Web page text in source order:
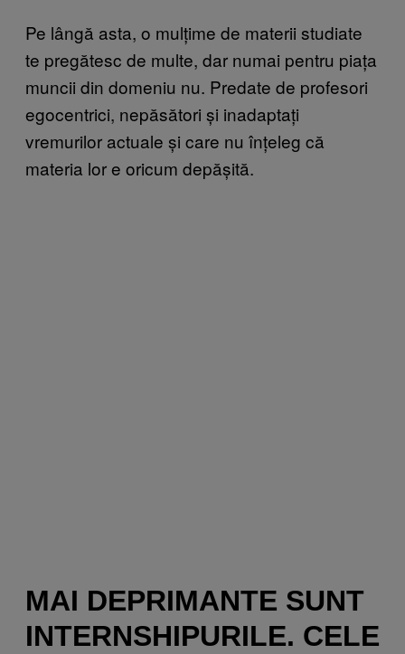
Pe lângă asta, o mulțime de materii studiate
te pregătesc de multe, dar numai pentru piața
muncii din domeniu nu. Predate de profesori
egocentrici, nepăsători și inadaptați
vremurilor actuale și care nu înțeleg că
materia lor e oricum depășită.
MAI DEPRIMANTE SUNT
INTERNSHIPURILE. CELE